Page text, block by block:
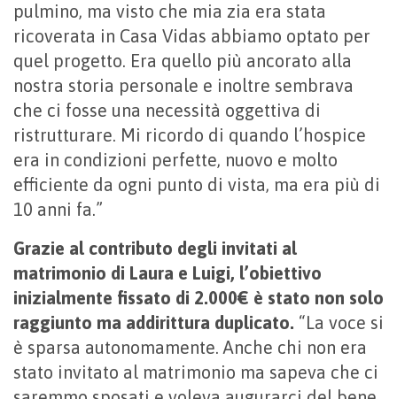
pulmino, ma visto che mia zia era stata
ricoverata in Casa Vidas abbiamo optato per
quel progetto. Era quello più ancorato alla
nostra storia personale e inoltre sembrava
che ci fosse una necessità oggettiva di
ristrutturare. Mi ricordo di quando l’hospice
era in condizioni perfette, nuovo e molto
efficiente da ogni punto di vista, ma era più di
10 anni fa.”
Grazie al contributo degli invitati al
matrimonio di Laura e Luigi, l’obiettivo
inizialmente fissato di 2.000€ è stato non solo
raggiunto ma addirittura duplicato. “La voce si
è sparsa autonomamente. Anche chi non era
stato invitato al matrimonio ma sapeva che ci